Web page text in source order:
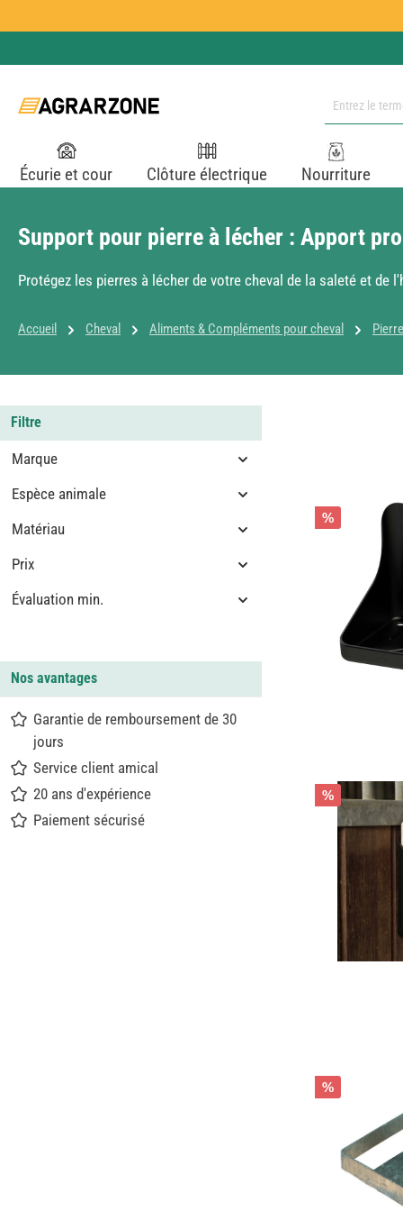
Écurie et cour Clôture électrique Nourriture
Support pour pierre à lécher : Apport
Protégez les pierres à lécher de votre cheval de la saleté et
Accueil Cheval Aliments & Compléments pour cheval
Filtre
Marque
Espèce animale
Matériau
Prix
Évaluation min.
Nos avantages
Garantie de remboursement de 30
jours
Service client amical
20 ans d'expérience
Paiement sécurisé
%
%
%